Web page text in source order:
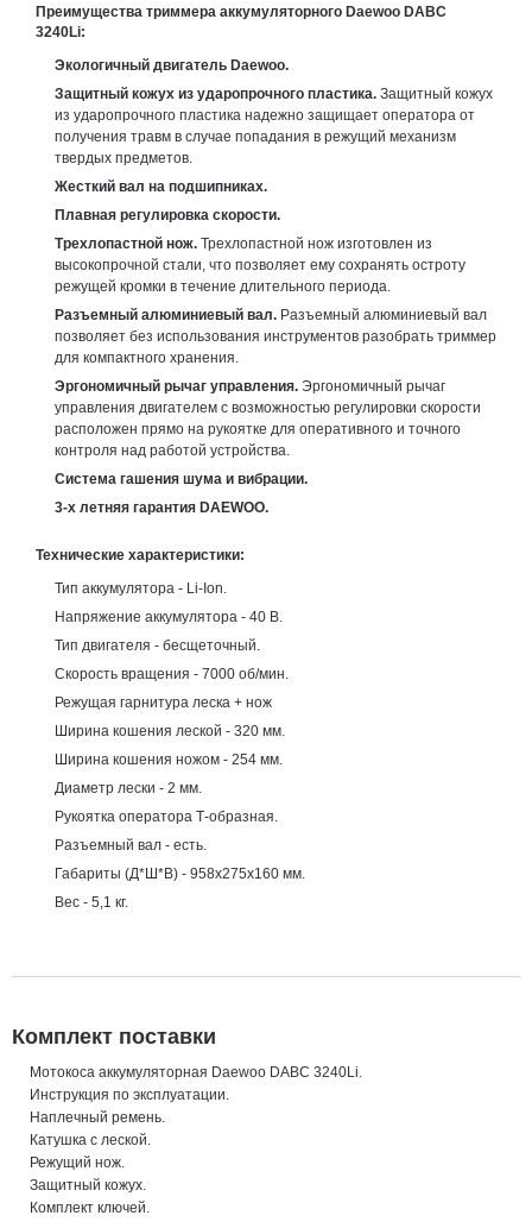
Преимущества триммера аккумуляторного Daewoo DABC
3240Li:
Экологичный двигатель Daewoo.
Защитный кожух из ударопрочного пластика. Защитный кожух
из ударопрочного пластика надежно защищает оператора от
получения травм в случае попадания в режущий механизм
твердых предметов.
Жесткий вал на подшипниках.
Плавная регулировка скорости.
Трехлопастной нож. Трехлопастной нож изготовлен из
высокопрочной стали, что позволяет ему сохранять остроту
режущей кромки в течение длительного периода.
Разъемный алюминиевый вал. Разъемный алюминиевый вал
позволяет без использования инструментов разобрать триммер
для компактного хранения.
Эргономичный рычаг управления. Эргономичный рычаг
управления двигателем с возможностью регулировки скорости
расположен прямо на рукоятке для оперативного и точного
контроля над работой устройства.
Система гашения шума и вибрации.
3-х летняя гарантия DAEWOO.
Технические характеристики:
Тип аккумулятора - Li-Ion.
Напряжение аккумулятора - 40 В.
Тип двигателя - бесщеточный.
Скорость вращения - 7000 об/мин.
Режущая гарнитура леска + нож
Ширина кошения леской - 320 мм.
Ширина кошения ножом - 254 мм.
Диаметр лески - 2 мм.
Рукоятка оператора Т-образная.
Разъемный вал - есть.
Габариты (Д*Ш*В) - 958x275x160 мм.
Вес - 5,1 кг.
Комплект поставки
Мотокоса аккумуляторная Daewoo DABC 3240Li.
Инструкция по эксплуатации.
Наплечный ремень.
Катушка с леской.
Режущий нож.
Защитный кожух.
Комплект ключей.